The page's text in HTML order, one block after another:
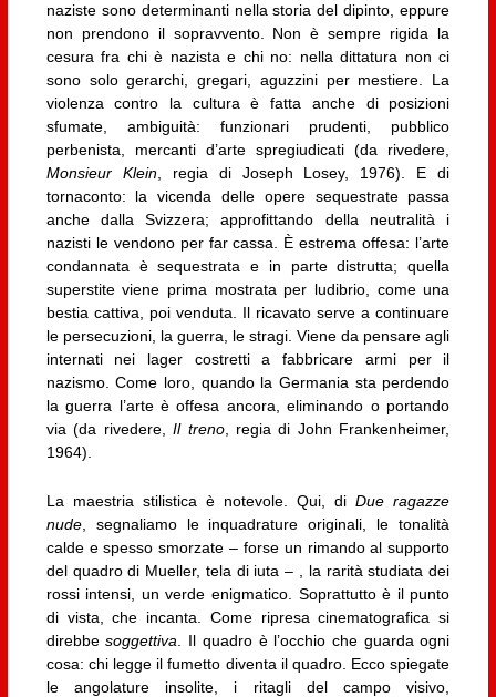
naziste sono determinanti nella storia del dipinto, eppure
non prendono il sopravvento. Non è sempre rigida la
cesura fra chi è nazista e chi no: nella dittatura non ci
sono solo gerarchi, gregari, aguzzini per mestiere. La
violenza contro la cultura è fatta anche di posizioni
sfumate, ambiguità: funzionari prudenti, pubblico
perbenista, mercanti d’arte spregiudicati (da rivedere,
Monsieur Klein, regia di Joseph Losey, 1976). E di
tornaconto: la vicenda delle opere sequestrate passa
anche dalla Svizzera; approfittando della neutralità i
nazisti le vendono per far cassa. È estrema offesa: l’arte
condannata è sequestrata e in parte distrutta; quella
superstite viene prima mostrata per ludibrio, come una
bestia cattiva, poi venduta. Il ricavato serve a continuare
le persecuzioni, la guerra, le stragi. Viene da pensare agli
internati nei lager costretti a fabbricare armi per il
nazismo. Come loro, quando la Germania sta perdendo
la guerra l’arte è offesa ancora, eliminando o portando
via (da rivedere,Il treno, regia di John Frankenheimer,
1964).
La maestria stilistica è notevole. Qui, diDue ragazze
nude, segnaliamo le inquadrature originali, le tonalità
calde e spesso smorzate – forse un rimando al supporto
del quadro di Mueller, tela di iuta – , la rarità studiata dei
rossi intensi, un verde enigmatico. Soprattutto è il punto
di vista, che incanta. Come ripresa cinematografica si
direbbesoggettiva . Il quadro è l’occhio che guarda ogni
cosa: chi legge il fumetto diventa il quadro. Ecco spiegate
le angolature insolite, i ritagli del campo visivo,